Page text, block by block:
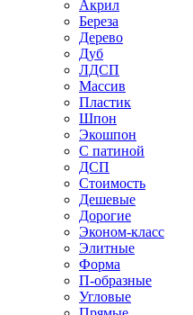
Акрил
Береза
Дерево
Дуб
ЛДСП
Массив
Пластик
Шпон
Экошпон
С патиной
ДСП
Стоимость
Дешевые
Дорогие
Эконом-класс
Элитные
Форма
П-образные
Угловые